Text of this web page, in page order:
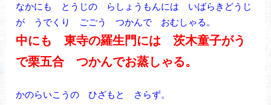
なかにも とうじの らしょうもんには いばらきどうじ
が うでくり ごごう つかんで おむしゃる。
中にも 東寺の羅生門には 茨木童子がう
で栗五合 つかんでお蒸しゃる。
かのらいこうの ひざもと さらず。